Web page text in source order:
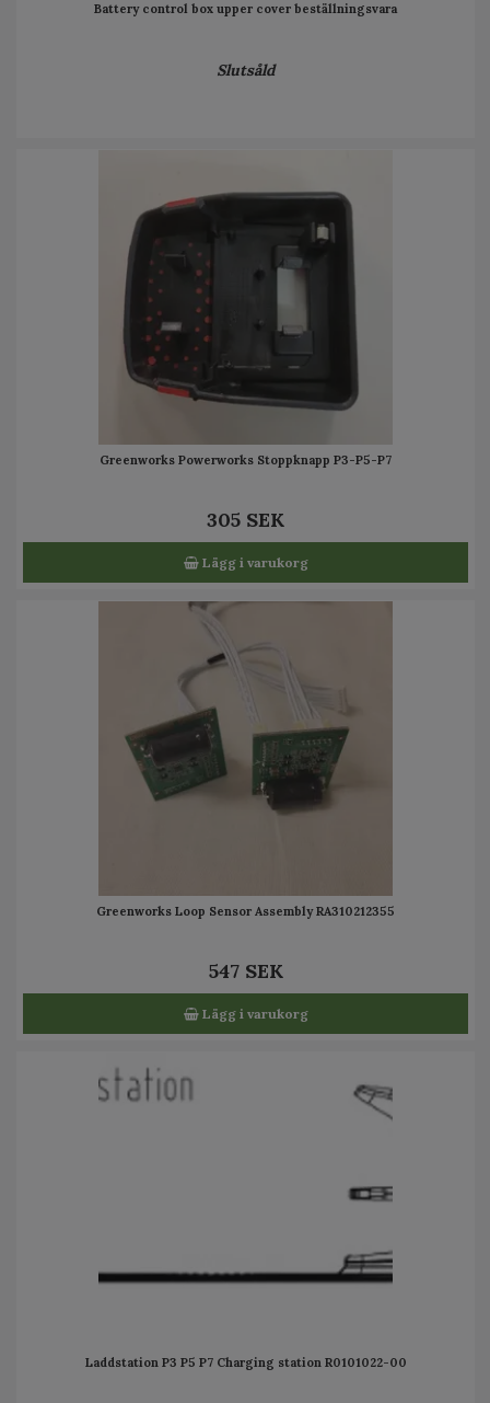
Battery control box upper cover beställningsvara
Slutsåld
Greenworks Powerworks Stoppknapp P3-P5-P7
305 SEK
Lägg i varukorg
Greenworks Loop Sensor Assembly RA310212355
547 SEK
Lägg i varukorg
Laddstation P3 P5 P7 Charging station R0101022-00